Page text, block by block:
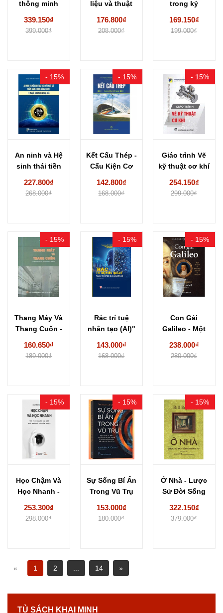
thông minh
339.150₫
399.000₫
liệu và thuật
176.800₫
208.000₫
trong kỷ
169.150₫
199.000₫
- 15%
An ninh và Hệ
sinh thái tiền
227.800₫
268.000₫
- 15%
Kết Cấu Thép -
Cấu Kiện Cơ
142.800₫
168.000₫
- 15%
Giáo trình Vẽ
kỹ thuật cơ khí
254.150₫
299.000₫
- 15%
Thang Máy Và
Thang Cuốn -
160.650₫
189.000₫
- 15%
Rác trí tuệ
nhân tạo (AI)"
143.000₫
168.000₫
- 15%
Con Gái
Galileo - Một
238.000₫
280.000₫
- 15%
Học Chậm Và
Học Nhanh -
253.300₫
298.000₫
- 15%
Sự Sống Bí Ẩn
Trong Vũ Trụ
153.000₫
180.000₫
- 15%
Ở Nhà - Lược
Sử Đời Sống
322.150₫
379.000₫
« 1 2 14 »
TỦ SÁCH KHAI MINH